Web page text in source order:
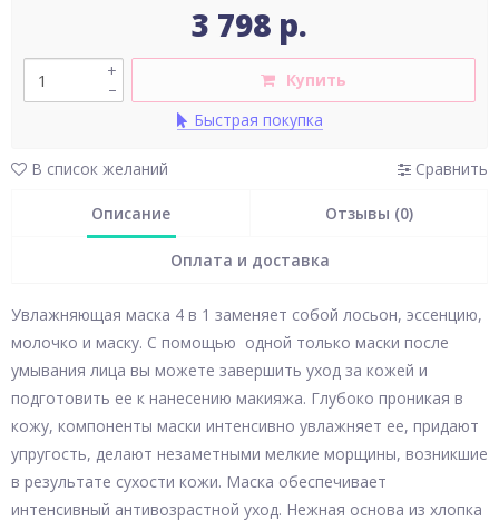
3 798 р.
–
+
Купить
Быстрая покупка
В список желаний Сравнить
Описание Отзывы (0)
Оплата и доставка
Увлажняющая маска 4 в 1 заменяет собой лосьон, эссенцию,
молочко и маску. С помощью одной только маски после
умывания лица вы можете завершить уход за кожей и
подготовить ее к нанесению макияжа. Глубоко проникая в
кожу, компоненты маски интенсивно увлажняет ее, придают
упругость, делают незаметными мелкие морщины, возникшие
в результате сухости кожи. Маска обеспечивает
интенсивный антивозрастной уход. Нежная основа из хлопка